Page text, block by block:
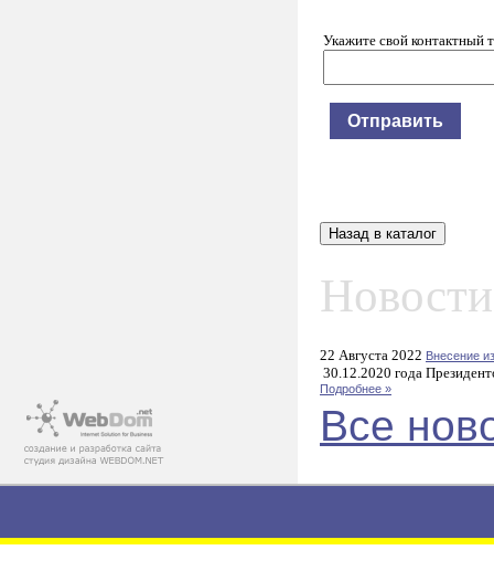
Укажите свой контактный
22 Августа 2022 Внесение
30.12.2020 года
Подробнее »
Все